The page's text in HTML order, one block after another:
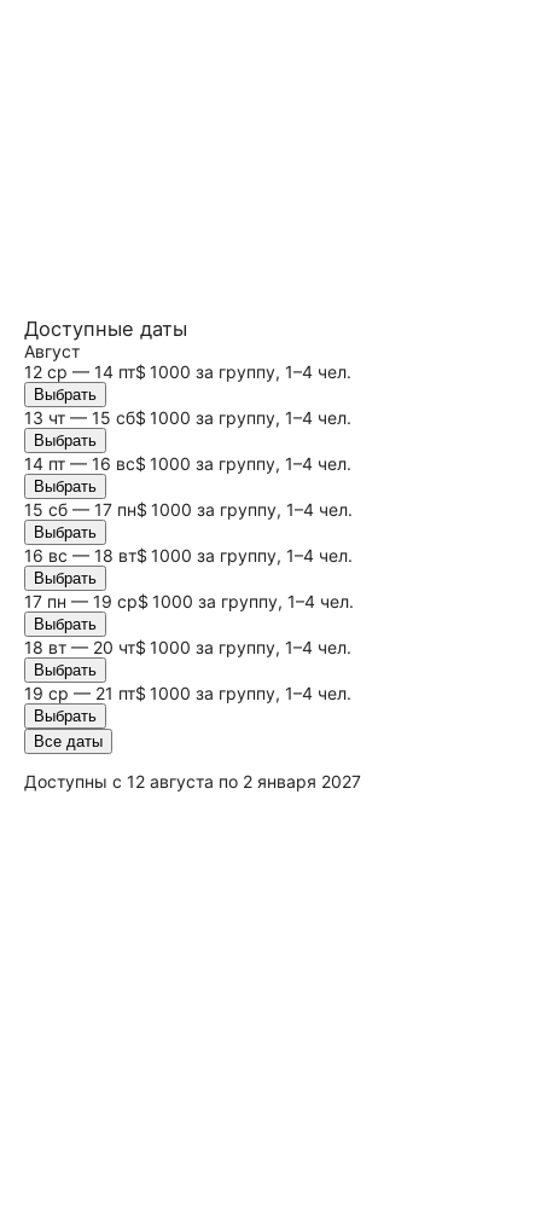
Доступные даты
Август
12 ср — 14 пт$ 1000 за группу, 1–4 чел.
Выбрать
13 чт — 15 сб$ 1000 за группу, 1–4 чел.
Выбрать
14 пт — 16 вс$ 1000 за группу, 1–4 чел.
Выбрать
15 сб — 17 пн$ 1000 за группу, 1–4 чел.
Выбрать
16 вс — 18 вт$ 1000 за группу, 1–4 чел.
Выбрать
17 пн — 19 ср$ 1000 за группу, 1–4 чел.
Выбрать
18 вт — 20 чт$ 1000 за группу, 1–4 чел.
Выбрать
19 ср — 21 пт$ 1000 за группу, 1–4 чел.
Выбрать
Все даты
Доступны с 12 августа по 2 января 2027